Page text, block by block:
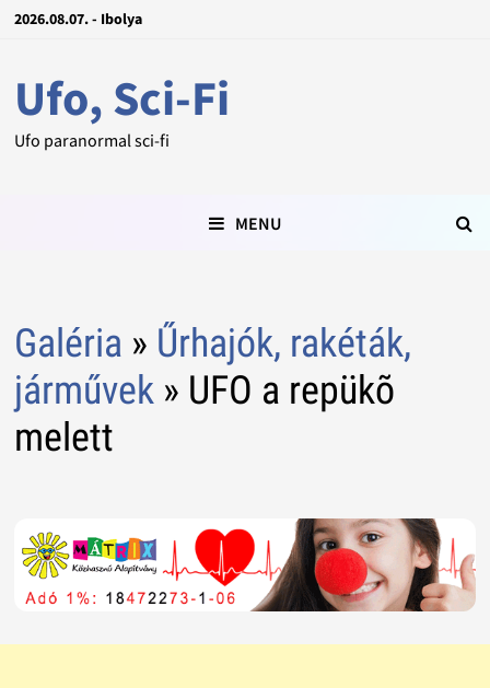
2026.08.07. - Ibolya
Ufo, Sci-Fi
Ufo paranormal sci-fi
MENU
Galéria » Űrhajók, rakéták,
járművek» UFO a repükõ
melett